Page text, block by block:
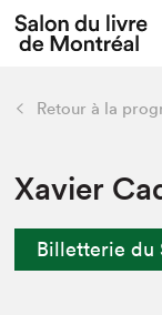
Préparer
Actualités
retour
Préparer sa
Liens
Retour à la
Xavier
Billetterie du